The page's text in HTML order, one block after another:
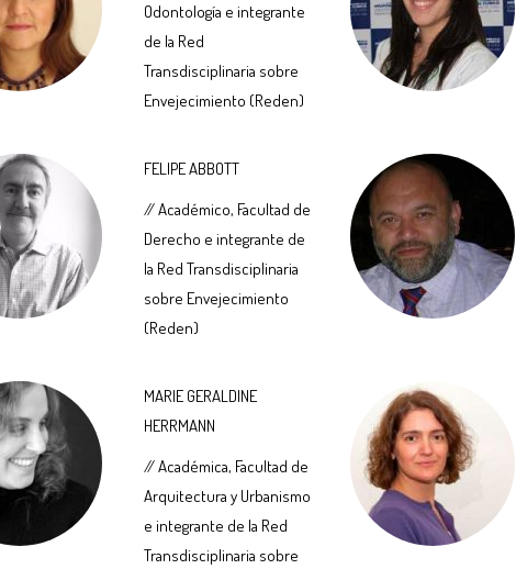
Odontología e integrante
de la Red
Transdisciplinaria sobre
Envejecimiento (Reden)
FELIPE ABBOTT
// Académico, Facultad de
Derecho e integrante de
la Red Transdisciplinaria
sobre Envejecimiento
(Reden)
MARIE GERALDINE
HERRMANN
// Académica, Facultad de
Arquitectura y Urbanismo
e integrante de la Red
Transdisciplinaria sobre